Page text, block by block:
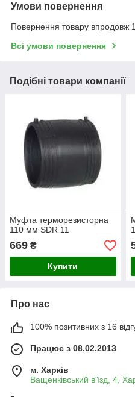
Умови повернення
Повернення товару впродовж
Всі умови повернення
Подібні товари компанії
Муфта терморезисторна
110 мм SDR 11
669 ₴
Купити
Про нас
100% позитивних з 16
Працює з 08.02.2013
м. Харків
Ващенківський в'їзд, 4,